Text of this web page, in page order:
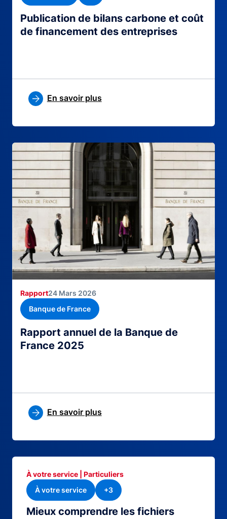
Publication de bilans carbone et coût
de financement des entreprises
En savoir plus
Rapport annuel de la Banque de
France 2025
Rapport24 Mars 2026
Banque de France
En savoir plus
Mieux comprendre les fichiers
À votre service | Particuliers
À votre service
+3